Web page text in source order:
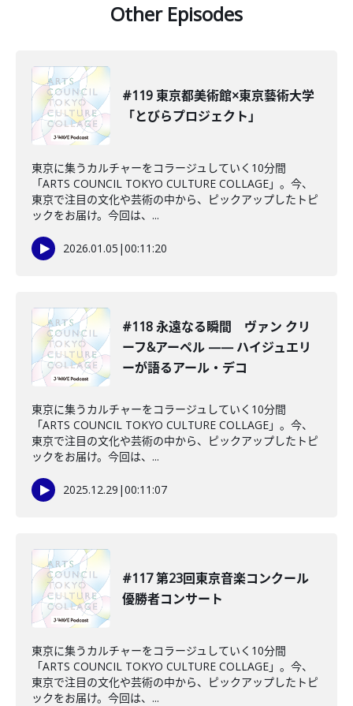
Other Episodes
#119 東京都美術館×東京藝術大学
「とびらプロジェクト」
東京に集うカルチャーをコラージュしていく10分間
「ARTS COUNCIL TOKYO CULTURE COLLAGE」。今、
東京で注目の文化や芸術の中から、ピックアップしたトピ
ックをお届け。今回は、...
2026.01.05 |00:11:20
#118 永遠なる瞬間 ヴァン クリ
ーフ&アーペル —— ハイジュエリ
ーが語るアール・デコ
東京に集うカルチャーをコラージュしていく10分間
「ARTS COUNCIL TOKYO CULTURE COLLAGE」。今、
東京で注目の文化や芸術の中から、ピックアップしたトピ
ックをお届け。今回は、...
2025.12.29 |00:11:07
#117 第23回東京音楽コンクール
優勝者コンサート
東京に集うカルチャーをコラージュしていく10分間
「ARTS COUNCIL TOKYO CULTURE COLLAGE」。今、
東京で注目の文化や芸術の中から、ピックアップしたトピ
ックをお届け。今回は、...